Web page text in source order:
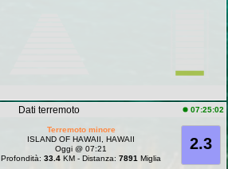
Dati terremoto 07:25:02
2.3
Terremoto minore
ISLAND OF HAWAII, HAWAII
Oggi @ 07:21
Profondità:33.4 KM - Distanza:7891 Miglia